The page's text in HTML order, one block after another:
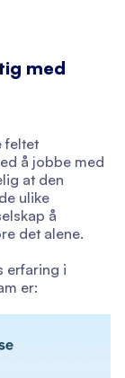
med
feltet
å jobbe med
at den
ulike
å
det alene.
erfaring i
er: